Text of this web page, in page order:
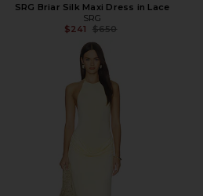
SRG Briar Silk Maxi Dress in Lace
SRG
$241
Предыдущая цена:
$650